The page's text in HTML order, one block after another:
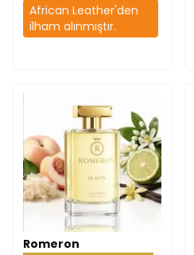
African Leather'den
ilham alınmıştır.
Romeron